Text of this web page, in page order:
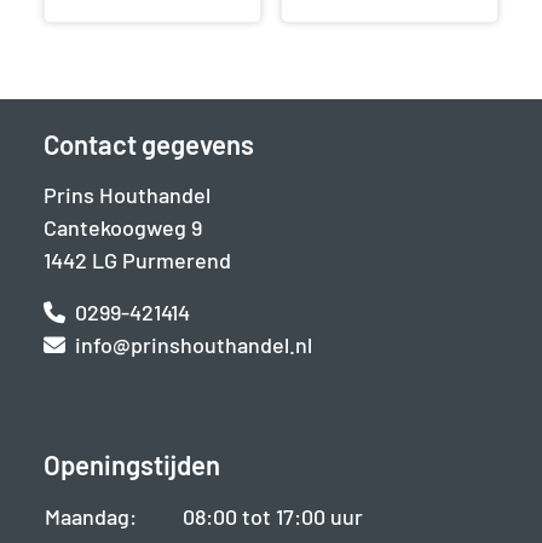
Contact gegevens
Prins Houthandel
Cantekoogweg 9
1442 LG Purmerend
0299-421414
info@prinshouthandel.nl
Openingstijden
Maandag:
08:00 tot 17:00 uur